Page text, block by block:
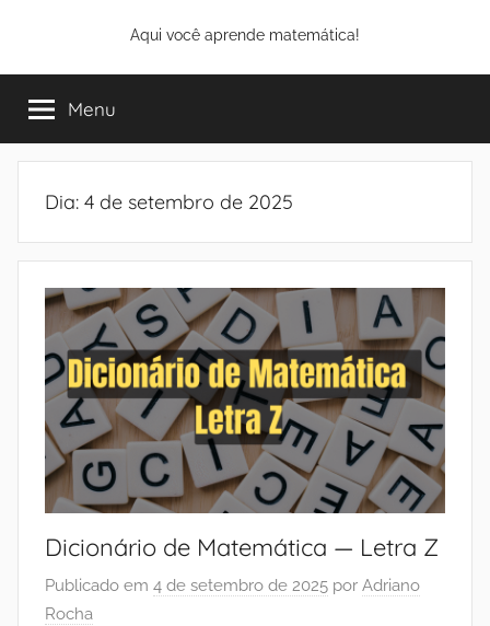
o
conteúdo
Aqui você aprende matemática!
Menu
Dia: 4 de setembro de 2025
Dicionário de Matemática — Letra Z
Publicado em 4 de setembro de 2025 por Adriano
Rocha